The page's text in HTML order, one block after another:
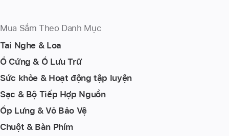
Mua Sắm Theo Danh Mục
Tai Nghe & Loa
Ổ Cứng & Ổ Lưu Trữ
Sức khỏe & Hoạt động tập luyện
Sạc & Bộ Tiếp Hợp Nguồn
Ốp Lưng & Vỏ Bảo Vệ
Chuột & Bàn Phím